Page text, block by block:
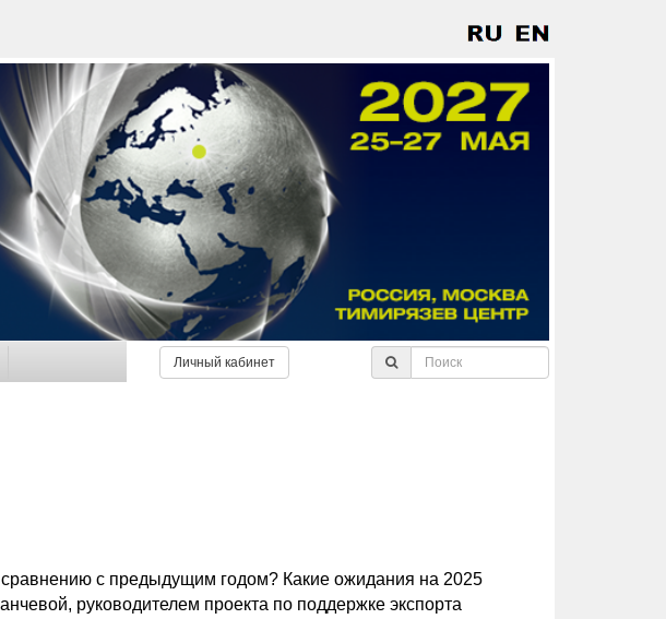
Личный кабинет
сравнению с предыдущим годом? Какие ожидания на 2025
руководителем проекта по поддержке экспорта